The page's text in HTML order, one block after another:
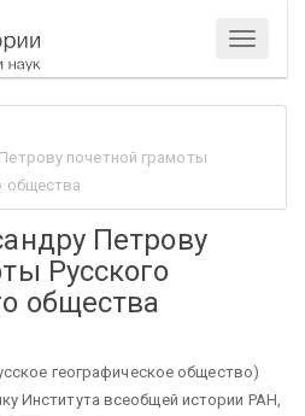
Меню
почетной грамоты
общества
Петрову
Русского
общества
географическое общество)
Института всеобщей истории РАН,